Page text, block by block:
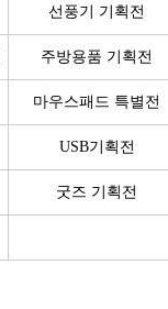
선풍기 기획전
주방용품 기획전
마우스패드 특별전
USB기획전
굿즈 기획전